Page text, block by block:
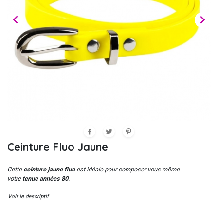
 
Ceinture Fluo Jaune
Cette ceinture jaune fluoest idéale pour composer vous même
votre tenue années 80.
Voir le descriptif